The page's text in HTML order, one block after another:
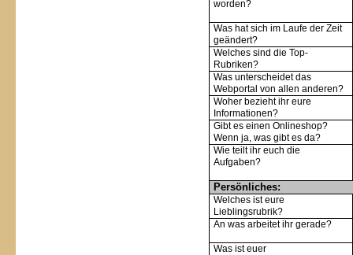
worden?
Was hat sich im Laufe der Zeit
geändert?
Welches sind die Top-
Rubriken?
Was unterscheidet das
Webportal von allen anderen?
Woher bezieht ihr eure
Informationen?
Gibt es einen Onlineshop?
Wenn ja, was gibt es da?
Wie teilt ihr euch die
Aufgaben?
Persönliches:
Welches ist eure
Lieblingsrubrik?
An was arbeitet ihr gerade?
Was ist euer